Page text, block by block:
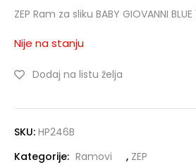
ZEP Ram za sliku BABY GIOVANNI
Nije na stanju
Dodaj na listu želja
SKU: HP246B
Kategorije: Ramovi , ZEP